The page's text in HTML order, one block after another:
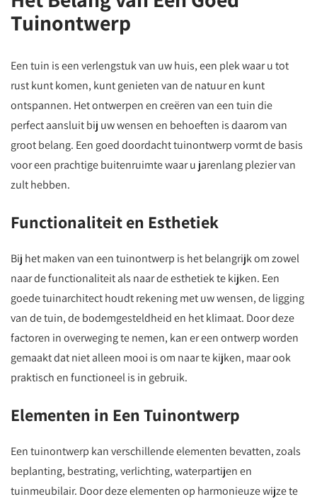
Tuinontwerp
Een tuin is een verlengstuk van uw huis, een plek waar u tot
rust kunt komen, kunt genieten van de natuur en kunt
ontspannen. Het ontwerpen en creëren van een tuin die
perfect aansluit bij uw wensen en behoeften is daarom van
groot belang. Een goed doordacht tuinontwerp vormt de basis
voor een prachtige buitenruimte waar u jarenlang plezier van
zult hebben.
Functionaliteit en Esthetiek
Bij het maken van een tuinontwerp is het belangrijk om zowel
naar de functionaliteit als naar de esthetiek te kijken. Een
goede tuinarchitect houdt rekening met uw wensen, de ligging
van de tuin, de bodemgesteldheid en het klimaat. Door deze
factoren in overweging te nemen, kan er een ontwerp worden
gemaakt dat niet alleen mooi is om naar te kijken, maar ook
praktisch en functioneel is in gebruik.
Elementen in Een Tuinontwerp
Een tuinontwerp kan verschillende elementen bevatten, zoals
beplanting, bestrating, verlichting, waterpartijen en
tuinmeubilair. Door deze elementen op harmonieuze wijze te